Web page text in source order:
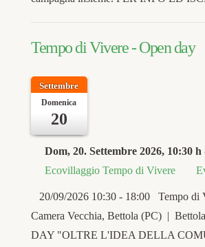
Tempo di Vivere - Open day
Settembre
Domenica
20
Dom, 20. Settembre 2026, 10:30 h
Ecovillaggio Tempo di Vivere
20/09/2026 10:30 - 18:00 Tempo di
Camera Vecchia, Bettola (PC) |
DAY "OLTRE L'IDEA DELLA